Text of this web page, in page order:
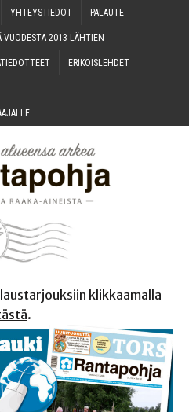
YHTEYS­TIE­DOT PALAU­TE
VUO­DES­TA 2013 LÄHTIEN
ERI­KOIS­LEH­DET
klikkaamalla
.